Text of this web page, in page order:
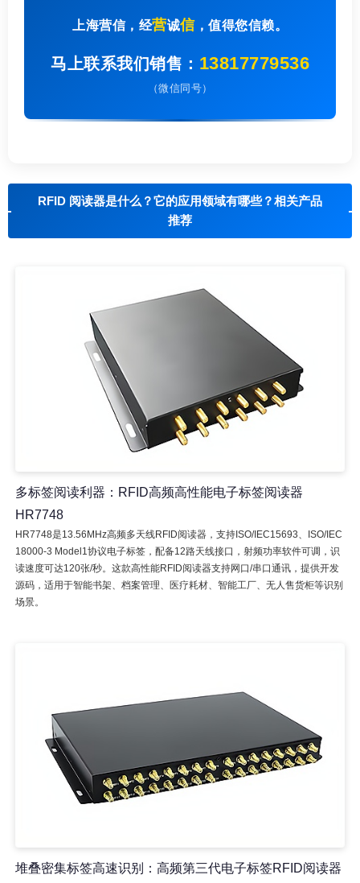
上海营信，经营诚信，值得您信赖。
马上联系我们销售： 13817779536
（微信同号）
RFID 阅读器是什么？它的应用领域有哪些？相关产品
推荐
多标签阅读利器：RFID高频高性能电子标签阅读器
HR7748
HR7748是13.56MHz高频多天线RFID阅读器，支持ISO/IEC15693、ISO/IEC
18000-3 Model1协议电子标签，配备12路天线接口，射频功率软件可调，识
读速度可达120张/秒。这款高性能RFID阅读器支持网口/串口通讯，提供开发
源码，适用于智能书架、档案管理、医疗耗材、智能工厂、无人售货柜等识别
场景。
堆叠密集标签高速识别：高频第三代电子标签RFID阅读器